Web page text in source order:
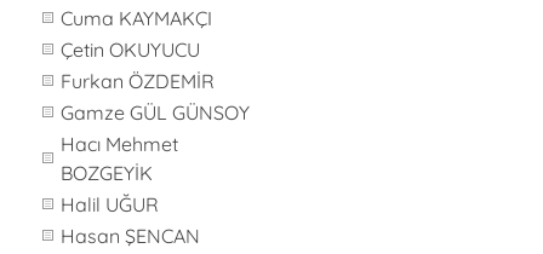
Cuma KAYMAKÇI
Çetin OKUYUCU
Furkan ÖZDEMİR
Gamze GÜL GÜNSOY
Hacı Mehmet
BOZGEYİK
Halil UĞUR
Hasan ŞENCAN